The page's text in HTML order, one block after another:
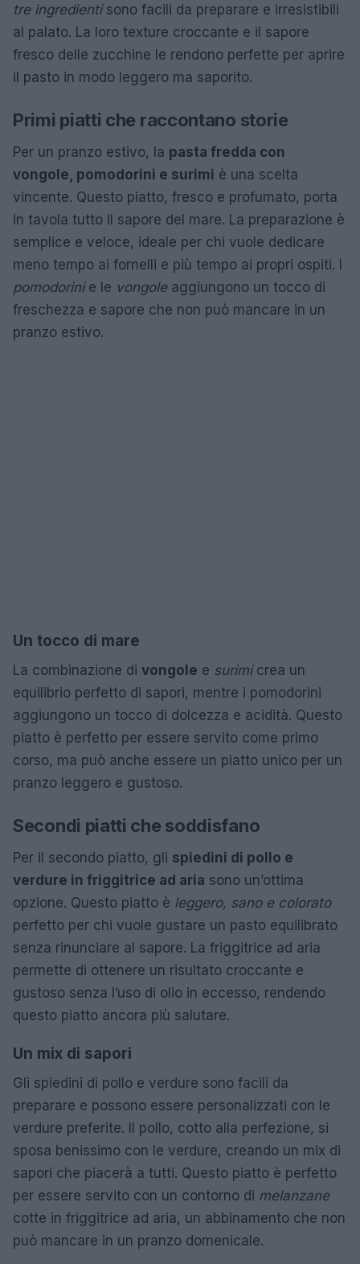
tre ingredientisono facili da preparare e irresistibili
al palato. La loro texture croccante e il sapore
fresco delle zucchine le rendono perfette per aprire
il pasto in modo leggero ma saporito.
Primi piatti che raccontano storie
Per un pranzo estivo, la pasta fredda con
vongole, pomodorini e surimi è una scelta
vincente. Questo piatto, fresco e profumato, porta
in tavola tutto il sapore del mare. La preparazione è
semplice e veloce, ideale per chi vuole dedicare
meno tempo ai fornelli e più tempo ai propri ospiti. I
pomodorinie le vongoleaggiungono un tocco di
freschezza e sapore che non può mancare in un
pranzo estivo.
Un tocco di mare
La combinazione di vongole e surimicrea un
equilibrio perfetto di sapori, mentre i pomodorini
aggiungono un tocco di dolcezza e acidità. Questo
piatto è perfetto per essere servito come primo
corso, ma può anche essere un piatto unico per un
pranzo leggero e gustoso.
Secondi piatti che soddisfano
Per il secondo piatto, gli spiedini di pollo e
verdure in friggitrice ad aria sono un’ottima
opzione. Questo piatto è leggero, sano e colorato
perfetto per chi vuole gustare un pasto equilibrato
senza rinunciare al sapore. La friggitrice ad aria
permette di ottenere un risultato croccante e
gustoso senza l’uso di olio in eccesso, rendendo
questo piatto ancora più salutare.
Un mix di sapori
Gli spiedini di pollo e verdure sono facili da
preparare e possono essere personalizzati con le
verdure preferite. Il pollo, cotto alla perfezione, si
sposa benissimo con le verdure, creando un mix di
sapori che piacerà a tutti. Questo piatto è perfetto
per essere servito con un contorno di melanzane
cotte in friggitrice ad aria, un abbinamento che non
può mancare in un pranzo domenicale.